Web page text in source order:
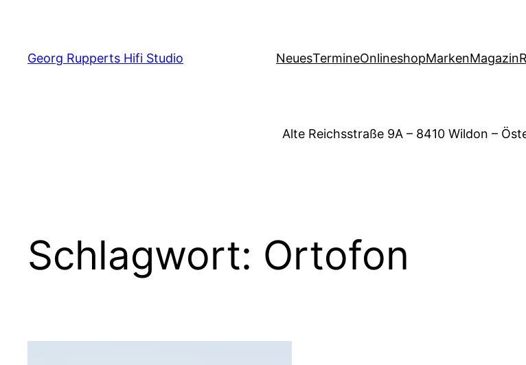
springen
Georg Rupperts Hifi Studio NeuesTermineOnlineshopMarkenMagazin
Alte Reichsstraße 9A – 8410 Wildon –
Schlagwort: Ortofon